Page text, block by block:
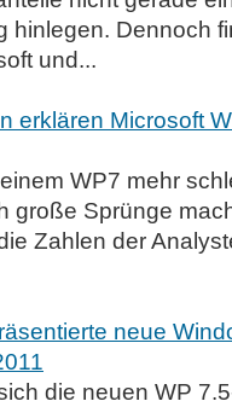
hinlegen. Dennoch
und...
erklären Microsoft
WP7 mehr
große Sprünge
Zahlen der
neue
die neuen WP